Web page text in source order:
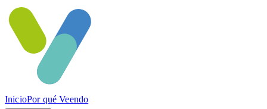
InicioPor qué Veendo